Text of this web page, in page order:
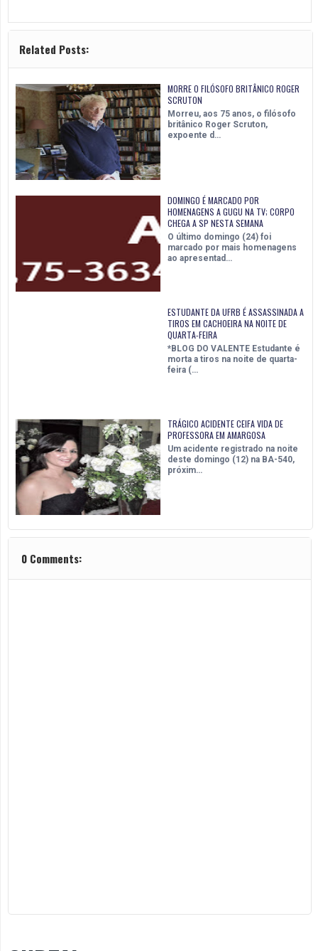
Related Posts:
MORRE O FILÓSOFO BRITÂNICO ROGER
SCRUTON
Morreu, aos 75 anos, o filósofo
britânico Roger Scruton,
expoente d…
DOMINGO É MARCADO POR
HOMENAGENS A GUGU NA TV; CORPO
CHEGA A SP NESTA SEMANA
O último domingo (24) foi
marcado por mais homenagens
ao apresentad…
ESTUDANTE DA UFRB É ASSASSINADA A
TIROS EM CACHOEIRA NA NOITE DE
QUARTA-FEIRA
*BLOG DO VALENTE Estudante é
morta a tiros na noite de quarta-
feira (…
TRÁGICO ACIDENTE CEIFA VIDA DE
PROFESSORA EM AMARGOSA
Um acidente registrado na noite
deste domingo (12) na BA-540,
próxim…
0 Comments: